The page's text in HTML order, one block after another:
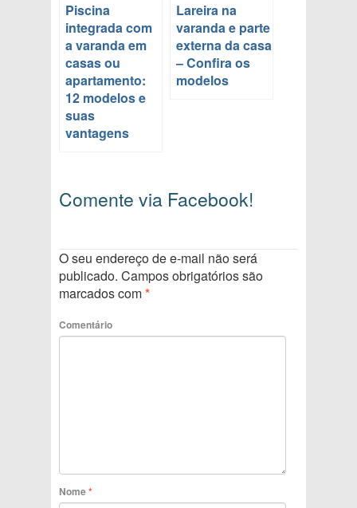
Piscina
integrada com
a varanda em
casas ou
apartamento:
12 modelos e
suas
vantagens
Lareira na
varanda e parte
externa da casa
– Confira os
modelos
Comente via Facebook!
O seu endereço de e-mail não será
publicado. Campos obrigatórios são
marcados com*
Comentário
Nome*